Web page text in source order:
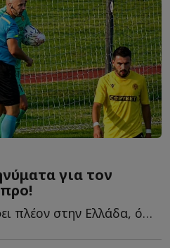
για τον
Η αποστολή επιστρέφει πλέον στην Ελλάδα, όπου αναμένεται ν...